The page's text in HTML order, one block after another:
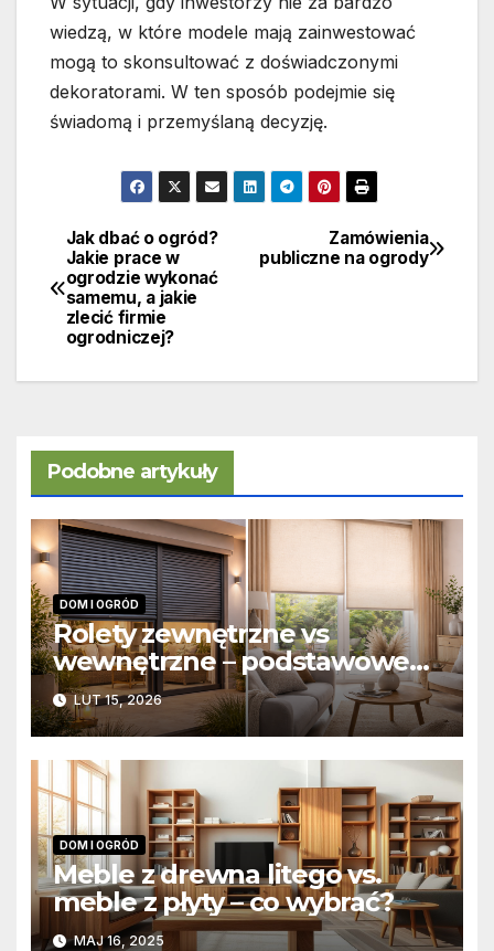
wiedzą, w które modele mają zainwestować
mogą to skonsultować z doświadczonymi
dekoratorami. W ten sposób podejmie się
świadomą i przemyślaną decyzję.
Nawigacja
wpisu
Zamówienia
publiczne na ogrody
Jak dbać o ogród?
Jakie prace w
ogrodzie wykonać
samemu, a jakie
zlecić firmie
ogrodniczej?
Podobne artykuły
DOM I OGRÓD
Rolety zewnętrzne vs
wewnętrzne – podstawowe
różnice konstrukcyjne i
funkcjonalne
LUT 15, 2026
DOM I OGRÓD
Meble z drewna litego vs.
meble z płyty – co wybrać?
MAJ 16, 2025